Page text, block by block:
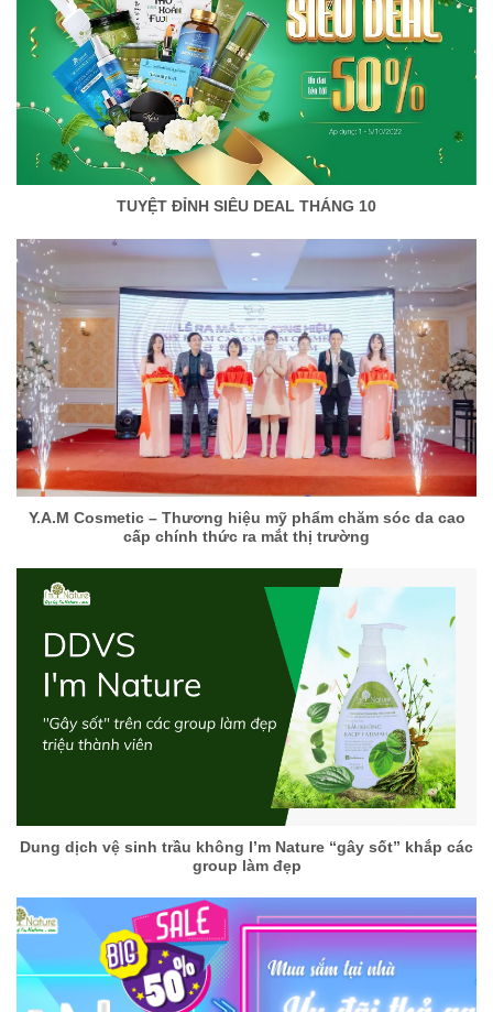
TUYỆT ĐỈNH SIÊU DEAL THÁNG 10
Y.A.M Cosmetic – Thương hiệu mỹ phẩm chăm sóc da cao
cấp chính thức ra mắt thị trường
Dung dịch vệ sinh trầu không I’m Nature “gây sốt” khắp các
group làm đẹp